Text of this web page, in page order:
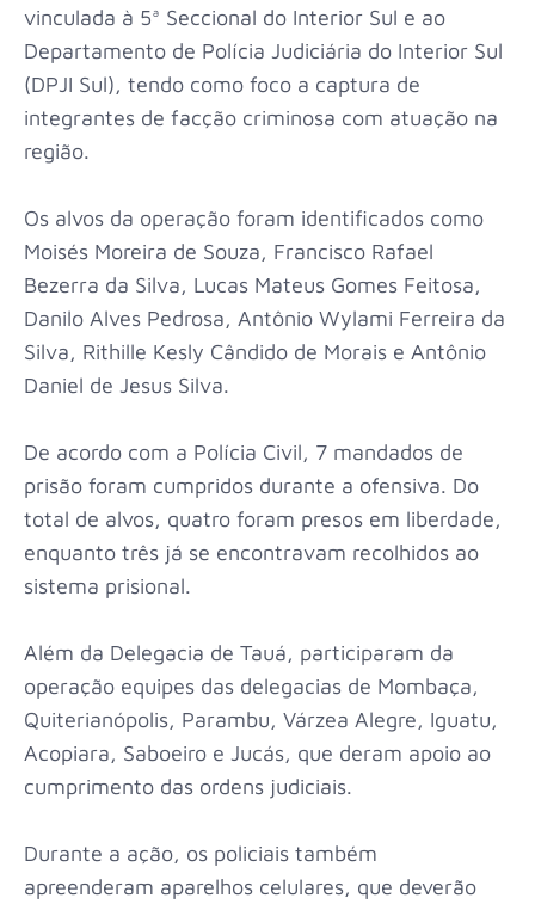
vinculada à 5ª Seccional do Interior Sul e ao
Departamento de Polícia Judiciária do Interior Sul
(DPJI Sul), tendo como foco a captura de
integrantes de facção criminosa com atuação na
região.
Os alvos da operação foram identificados como
Moisés Moreira de Souza, Francisco Rafael
Bezerra da Silva, Lucas Mateus Gomes Feitosa,
Danilo Alves Pedrosa, Antônio Wylami Ferreira da
Silva, Rithille Kesly Cândido de Morais e Antônio
Daniel de Jesus Silva.
De acordo com a Polícia Civil, 7 mandados de
prisão foram cumpridos durante a ofensiva. Do
total de alvos, quatro foram presos em liberdade,
enquanto três já se encontravam recolhidos ao
sistema prisional.
Além da Delegacia de Tauá, participaram da
operação equipes das delegacias de Mombaça,
Quiterianópolis, Parambu, Várzea Alegre, Iguatu,
Acopiara, Saboeiro e Jucás, que deram apoio ao
cumprimento das ordens judiciais.
Durante a ação, os policiais também
apreenderam aparelhos celulares, que deverão